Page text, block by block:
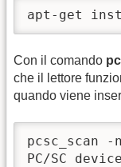
apt-get
Con il comando
che il lettore
quando viene
pcsc_scan -n
PC/SC